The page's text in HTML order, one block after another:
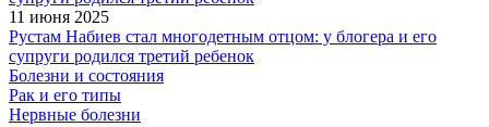
11 июня 2025
Рустам Набиев стал многодетным отцом: у блогера и его
супруги родился третий ребенок
Болезни и состояния
Рак и его типы
Нервные болезни